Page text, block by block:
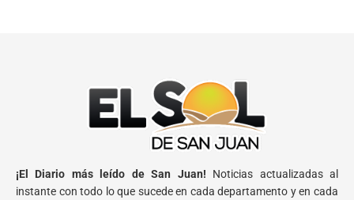
¡El Diario más leído de San Juan! Noticias actualizadas al
instante con todo lo que sucede en cada departamento y en cada